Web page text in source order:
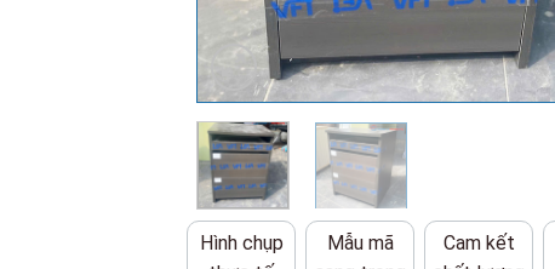
Hình chụp
Mẫu mã
Cam kết